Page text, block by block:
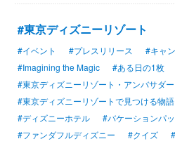
#東京ディズニーリゾート
#イベント #プレスリリース
#キャ
#Imagining the Magic
#ある日の1枚
#東京ディズニーリゾート・アンバサダー
#東京ディズニーリゾートで見つける物語
#ディズニーホテル
#バケーションパ
#ファンダフルディズニー
#クイズ